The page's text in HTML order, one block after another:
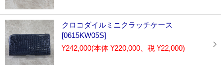
クロコダイルミニクラッチケース
[0615KW05S]
¥242,000(本体 ¥220,000、税 ¥22,000)